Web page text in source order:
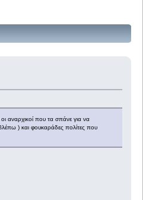
αναρχικοί που τα σπάνε για να
) και φουκαράδες πολίτες που